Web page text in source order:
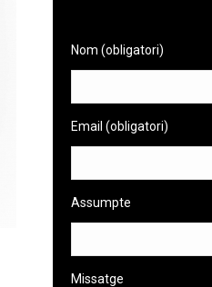
Nom (obligatori)
Email (obligatori)
Assumpte
Missatge